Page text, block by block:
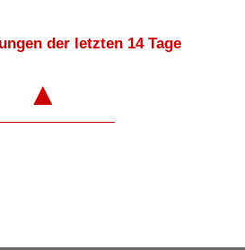
der letzten 14 Tage
▲